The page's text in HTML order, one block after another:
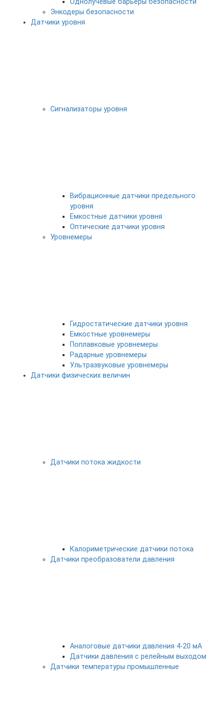
Однолучевые барьеры безопасности
Энкодеры безопасности
Датчики уровня
Сигнализаторы уровня
Вибрационные датчики предельного
уровня
Емкостные датчики уровня
Оптические датчики уровня
Уровнемеры
Гидростатические датчики уровня
Емкостные уровнемеры
Поплавковые уровнемеры
Радарные уровнемеры
Ультразвуковые уровнемеры
Датчики физических величин
Датчики потока жидкости
Калориметрические датчики потока
Датчики преобразователи давления
Аналоговые датчики давления 4-20 мА
Датчики давления с релейным выходом
Датчики температуры промышленные